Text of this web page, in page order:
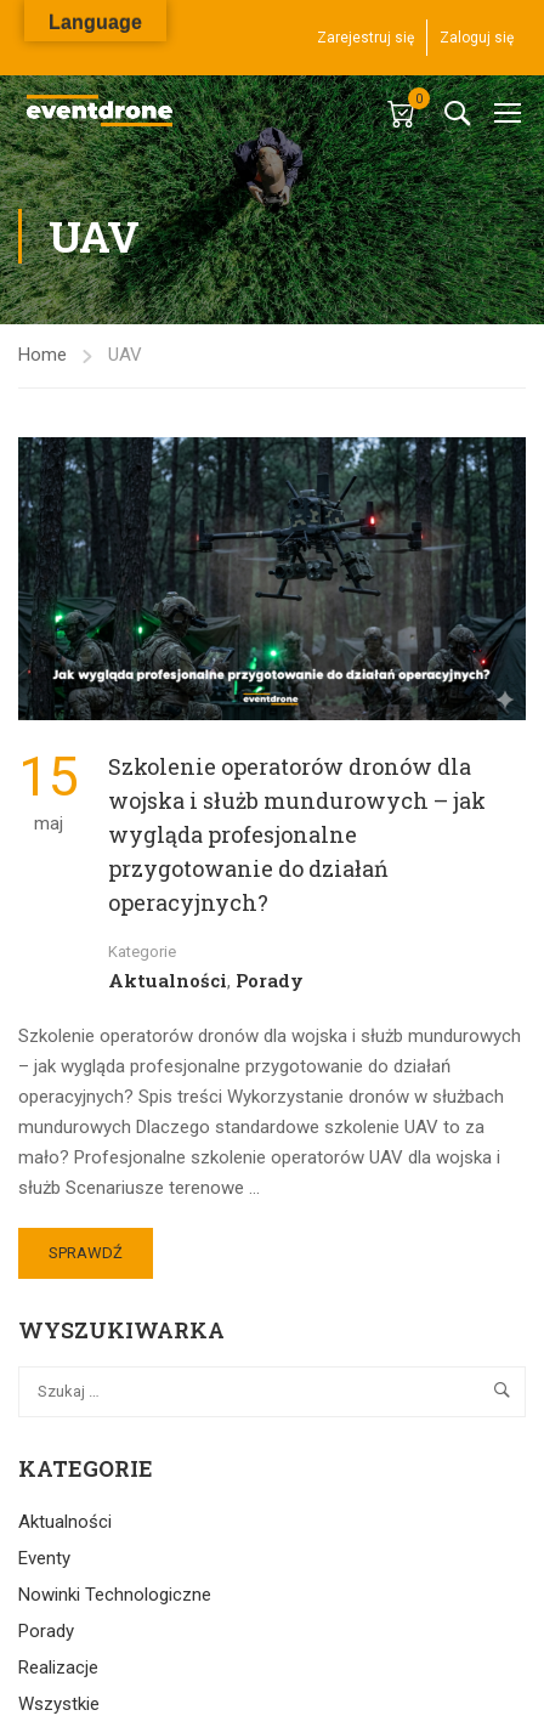
Zarejestruj się Zaloguj się
0
UAV
Home UAV
15
maj
Szkolenie operatorów dronów dla
wojska i służb mundurowych – jak
wygląda profesjonalne
przygotowanie do działań
operacyjnych?
Kategorie
Aktualności, Porady
Szkolenie operatorów dronów dla wojska i służb mundurowych
– jak wygląda profesjonalne przygotowanie do działań
operacyjnych? Spis treści Wykorzystanie dronów w służbach
mundurowych Dlaczego standardowe szkolenie UAV to za
mało? Profesjonalne szkolenie operatorów UAV dla wojska i
służb Scenariusze terenowe …
SPRAWDŹ
WYSZUKIWARKA
KATEGORIE
Aktualności
Eventy
Nowinki Technologiczne
Porady
Realizacje
Wszystkie
Language